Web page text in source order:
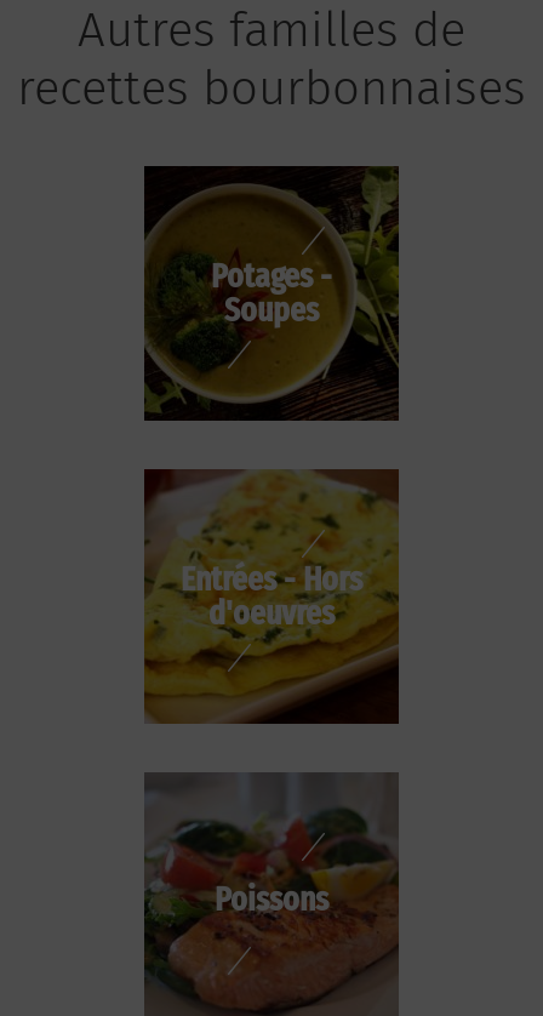
Autres familles de
recettes bourbonnaises
Potages -
Soupes
Entrées - Hors
d'oeuvres
Poissons